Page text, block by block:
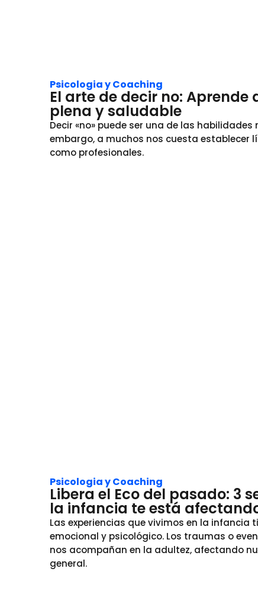
Psicologia y Coaching
El arte de decir no:
plena y saludable
Decir «no» puede ser una de las
embargo, a muchos nos cuesta establecer
como profesionales.
Psicologia y Coaching
Libera el Eco del pasado: 3
la infancia te está
Las experiencias que vivimos en la
emocional y psicológico. Los traumas o
nos acompañan en la adultez, afectando
general.